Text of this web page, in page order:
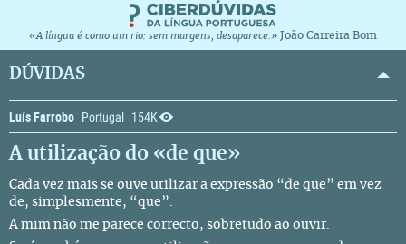
«A língua é como um rio: sem margens, desaparece.» João Carreira Bom
DÚVIDAS
Luís Farrobo Portugal 154K
A utilização do «de que»
Cada vez mais se ouve utilizar a expressão “de que” em vez
de, simplesmente, “que”.
A mim não me parece correcto, sobretudo ao ouvir.